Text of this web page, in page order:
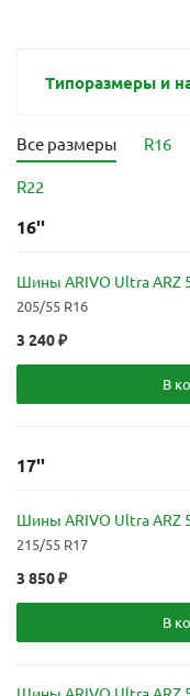
Типоразмеры и
Все размеры R16
R22
16''
Шины ARIVO Ultra ARZ
205/55 R16
3 240₽
В
17''
Шины ARIVO Ultra ARZ
215/55 R17
3 850₽
В